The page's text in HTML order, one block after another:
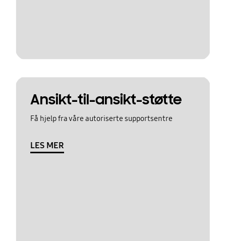
Ansikt-til-ansikt-støtte
Få hjelp fra våre autoriserte supportsentre
LES MER